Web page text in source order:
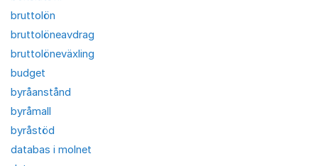
bruttolön
bruttolöneavdrag
bruttolöneväxling
budget
byråanstånd
byråmall
byråstöd
databas i molnet